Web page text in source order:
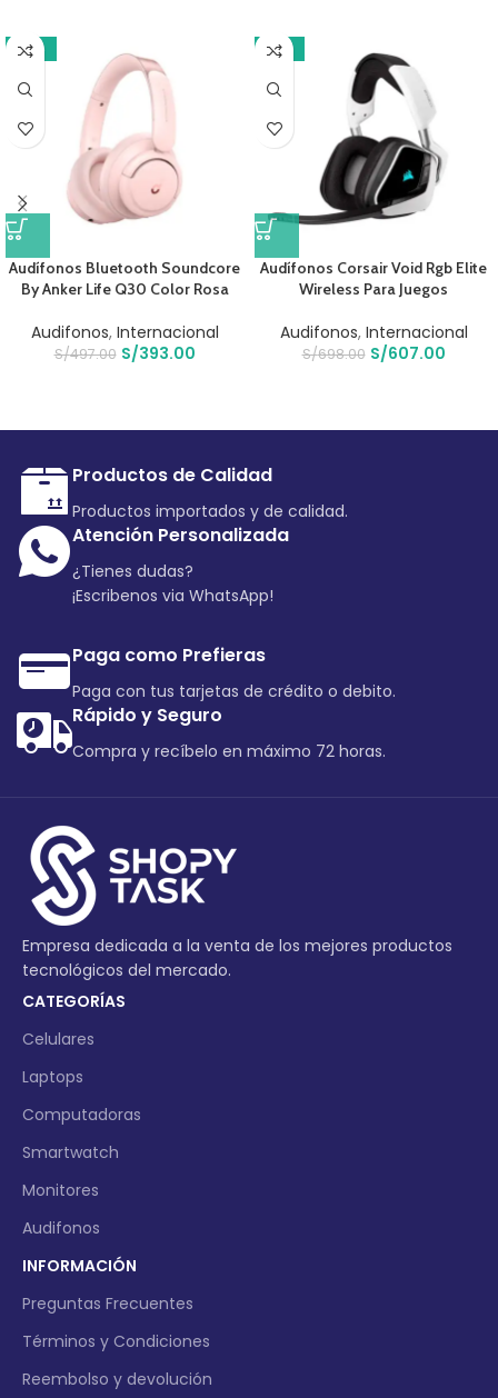
-21%
Audífonos Bluetooth Soundcore
By Anker Life Q30 Color Rosa
Audifonos, Internacional
S/497.00 S/393.00
-13%
Audífonos Corsair Void Rgb Elite
Wireless Para Juegos
Audifonos, Internacional
S/698.00 S/607.00
Productos de Calidad
Productos importados y de calidad.
Atención Personalizada
¿Tienes dudas?
¡Escribenos via WhatsApp!
Paga como Prefieras
Paga con tus tarjetas de crédito o debito.
Rápido y Seguro
Compra y recíbelo en máximo 72 horas.
Empresa dedicada a la venta de los mejores productos
tecnológicos del mercado.
CATEGORÍAS
Celulares
Laptops
Computadoras
Smartwatch
Monitores
Audifonos
INFORMACIÓN
Preguntas Frecuentes
Términos y Condiciones
Reembolso y devolución